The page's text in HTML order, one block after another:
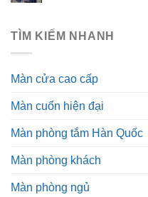
TÌM KIẾM NHANH
Màn cửa cao cấp
Màn cuốn hiện đại
Màn phòng tắm Hàn Quốc
Màn phòng khách
Màn phòng ngủ